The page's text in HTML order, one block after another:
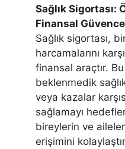
Sağlık Sigortası:
Finansal Güvence
Sağlık sigortası,
harcamalarını
finansal araçtır.
beklenmedik
veya kazalar
sağlamayı
bireylerin ve
erişimini